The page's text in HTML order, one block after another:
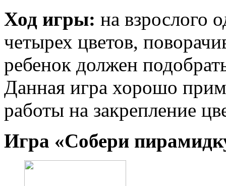
Ход игры: на взрослого
четырех цветов,
ребенок должен
Данная игра хорошо
работы на закрепление
Игра «Собери